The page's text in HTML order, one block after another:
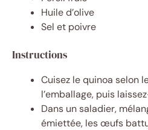
Huile d’olive
Sel et poivre
Instructions
Cuisez le quinoa selon
l’emballage, puis
Dans un saladier,
émiettée, les œufs